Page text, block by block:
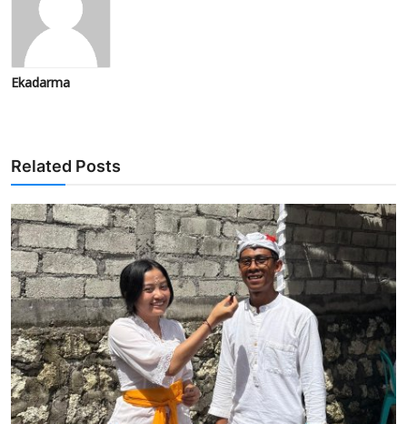
Ekadarma
Related Posts